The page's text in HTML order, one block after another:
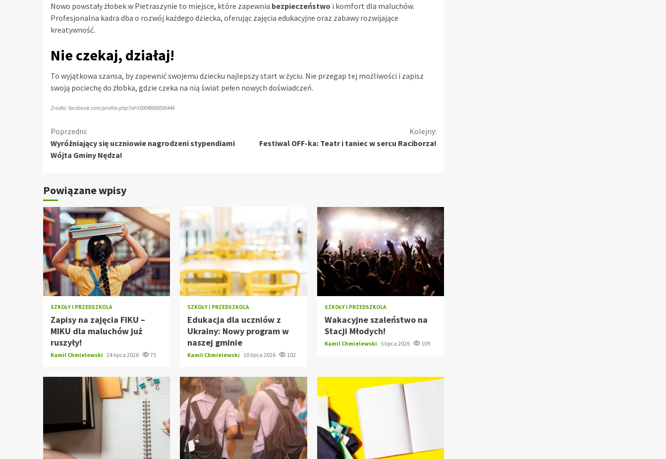
Nowo powstały żłobek w Pietraszynie to miejsce, które zapewnia bezpieczeństwo i komfort dla maluchów.
Profesjonalna kadra dba o rozwój każdego dziecka, oferując zajęcia edukacyjne oraz zabawy rozwijające
kreatywność.
Nie czekaj, działaj!
To wyjątkowa szansa, by zapewnić swojemu dziecku najlepszy start w życiu. Nie przegap tej możliwości i zapisz
swoją pociechę do żłobka, gdzie czeka na nią świat pełen nowych doświadczeń.
Źródło: facebook.com/profile.php?id=100049008595444
Kontynuuj
czytanie
Poprzedni:
Wyróżniający się uczniowie nagrodzeni stypendiami
Wójta Gminy Nędza!
Kolejny:
Festiwal OFF-ka: Teatr i taniec w sercu Raciborza!
Powiązane wpisy
SZKOŁY I PRZEDSZKOLA
Zapisy na zajęcia FIKU –
MIKU dla maluchów już
ruszyły!
Kamil Chmielewski 24 lipca 2026 73
SZKOŁY I PRZEDSZKOLA
Edukacja dla uczniów z
Ukrainy: Nowy program w
naszej gminie
Kamil Chmielewski 10 lipca 2026 102
SZKOŁY I PRZEDSZKOLA
Wakacyjne szaleństwo na
Stacji Młodych!
Kamil Chmielewski 5 lipca 2026 109